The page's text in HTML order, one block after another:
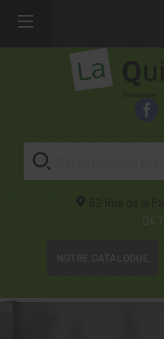
82 Rue de la
04
NOTRE CATALOGUE